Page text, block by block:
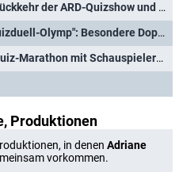
"Gefragt - Gejagt": Rückkehr der ARD-Quizshow und Jubiläumshighlights
Olymp": Besondere Doppelfolge zum Jubiläum
"Gefragt - Gejagt": Quiz-Marathon mit Schauspielern aus "Game of Thrones", "Stromberg", "Tatort" und "Tierärztin Dr. Mertens"
Produktionen
in denen Adriane
vorkommen.